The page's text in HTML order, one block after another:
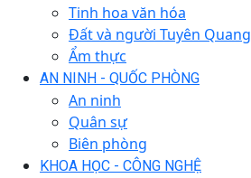
Tinh hoa văn hóa
Đất và người Tuyên Quang
Ẩm thực
AN NINH - QUỐC PHÒNG
An ninh
Quân sự
Biên phòng
KHOA HỌC - CÔNG NGHỆ